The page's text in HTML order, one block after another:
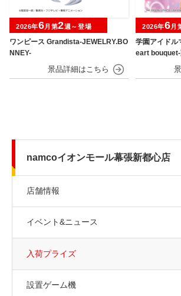
ワンピース Grandista-JEWELRY.BO
NNEY-
2026年6月第2週～登場
学園アイドル
eart
2026年6月
namcoイオンモール幕張新都心店
店舗情報
イベント&ニュース
入荷プライズ
設置ゲーム機